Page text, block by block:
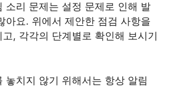
소리 문제는 설정 문제로 인해 발
아요. 위에서 제안한 점검 사항을
, 각각의 단계별로 확인해 보시기
놓치지 않기 위해서는 항상 알림